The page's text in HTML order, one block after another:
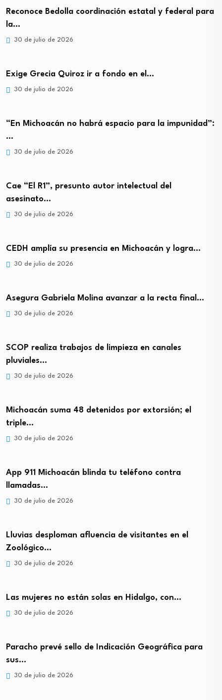
Reconoce Bedolla coordinación estatal y federal para
la…
30 de julio de 2026
Exige Grecia Quiroz ir a fondo en el…
30 de julio de 2026
“En Michoacán no habrá espacio para la impunidad”:
…
30 de julio de 2026
Cae “El R1”, presunto autor intelectual del
asesinato…
30 de julio de 2026
CEDH amplía su presencia en Michoacán y logra…
30 de julio de 2026
Asegura Gabriela Molina avanzar a la recta final…
30 de julio de 2026
SCOP realiza trabajos de limpieza en canales
pluviales…
30 de julio de 2026
Michoacán suma 48 detenidos por extorsión; el
triple…
30 de julio de 2026
App 911 Michoacán blinda tu teléfono contra
llamadas…
30 de julio de 2026
Lluvias desploman afluencia de visitantes en el
Zoológico…
30 de julio de 2026
Las mujeres no están solas en Hidalgo, con…
30 de julio de 2026
Paracho prevé sello de Indicación Geográfica para
sus…
30 de julio de 2026